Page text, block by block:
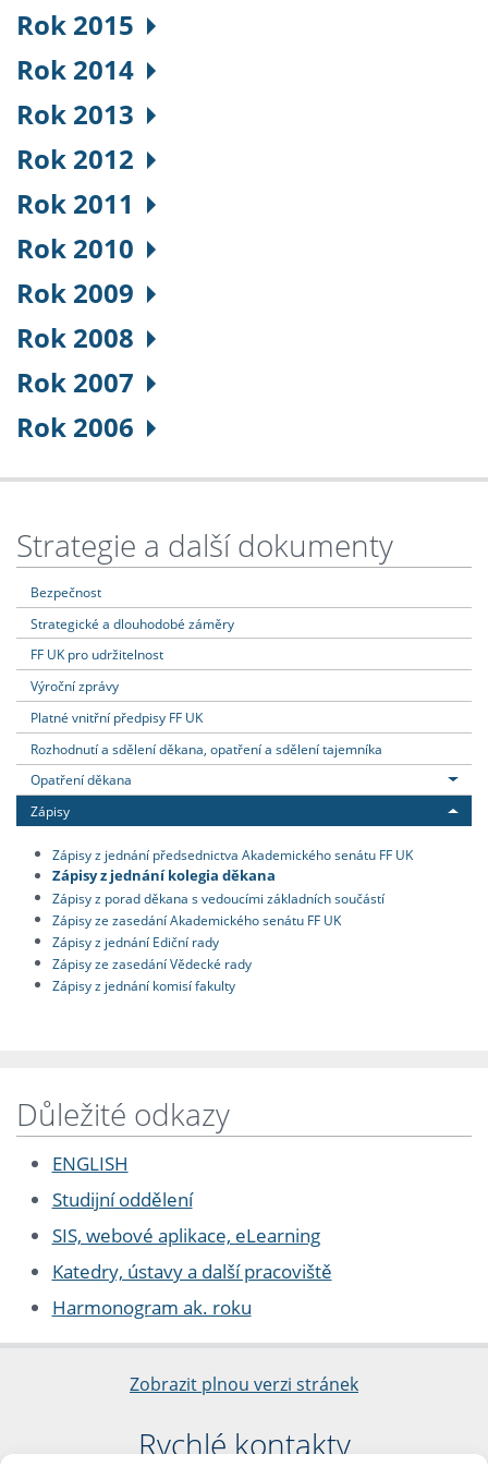
Rok 2015
Rok 2014
Rok 2013
Rok 2012
Rok 2011
Rok 2010
Rok 2009
Rok 2008
Rok 2007
Rok 2006
Strategie a další dokumenty
Bezpečnost
Strategické a dlouhodobé záměry
FF UK pro udržitelnost
Výroční zprávy
Platné vnitřní předpisy FF UK
Rozhodnutí a sdělení děkana, opatření a sdělení tajemníka
Opatření děkana
Zápisy
Zápisy z jednání předsednictva Akademického senátu FF UK
Zápisy z jednání kolegia děkana
Zápisy z porad děkana s vedoucími základních součástí
Zápisy ze zasedání Akademického senátu FF UK
Zápisy z jednání Ediční rady
Zápisy ze zasedání Vědecké rady
Zápisy z jednání komisí fakulty
Důležité odkazy
ENGLISH
Studijní oddělení
SIS, webové aplikace, eLearning
Katedry, ústavy a další pracoviště
Harmonogram ak. roku
Zobrazit plnou verzi stránek
Rychlé kontakty